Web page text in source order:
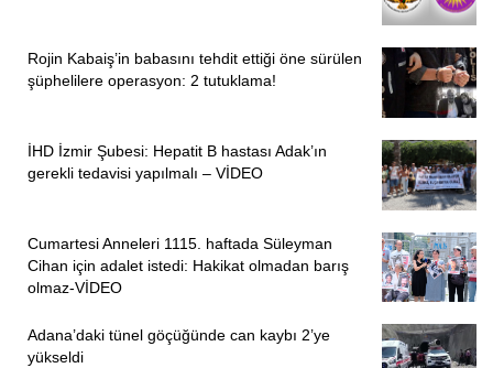
Rojin Kabaiş’in babasını tehdit ettiği öne sürülen
şüphelilere operasyon: 2 tutuklama!
İHD İzmir Şubesi: Hepatit B hastası Adak’ın
gerekli tedavisi yapılmalı – VİDEO
Cumartesi Anneleri 1115. haftada Süleyman
Cihan için adalet istedi: Hakikat olmadan barış
olmaz-VİDEO
Adana’daki tünel göçüğünde can kaybı 2’ye
yükseldi